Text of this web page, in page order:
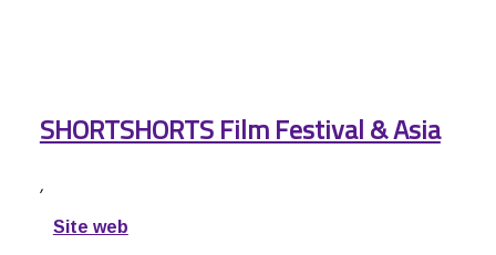
SHORTSHORTS Film Festival & Asia
,
Site web